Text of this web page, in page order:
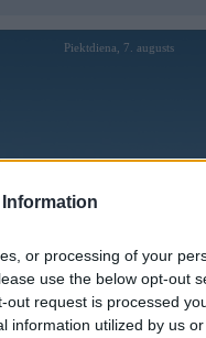
or processing of your
use the below opt-out
request is processed
information utilized by us
Piektdiena, 7. augusts
Lietotāji
reizi manīts: 18. Apr 2026, 13:07